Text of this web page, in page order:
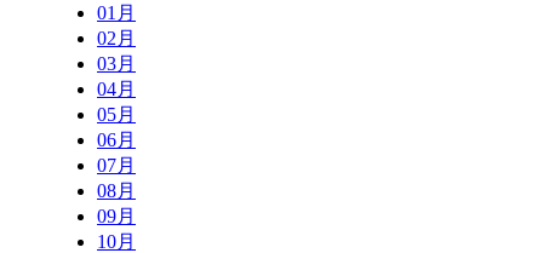
01月
02月
03月
04月
05月
06月
07月
08月
09月
10月